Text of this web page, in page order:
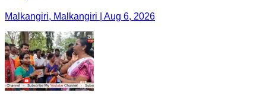
Malkangiri, Malkangiri | Aug 6, 2026